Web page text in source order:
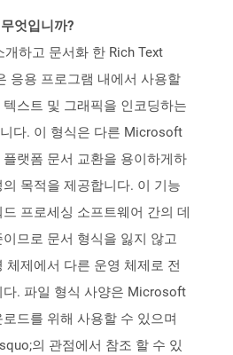
엇입니까?
하고 문서화 한 Rich Text
응용 프로그램 내에서 사용할
스트 및 그래픽을 인코딩하는
다. 이 형식은 다른 Microsoft
랫폼 문서 교환을 용이하게하
목적을 제공합니다. 이 기능
프로세싱 소프트웨어 간의 데
므로 문서 형식을 잃지 않고
체제에서 다른 운영 체제로 전
다. 파일 형식 사양은 Microsoft
드를 위해 사용할 수 있으며
의 관점에서 참조 할 수 있